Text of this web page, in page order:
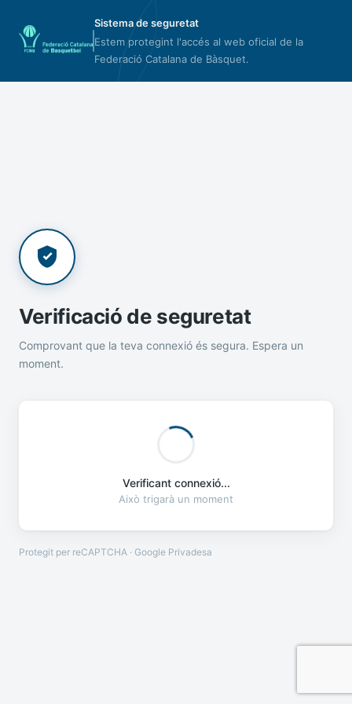
Sistema de seguretat
Estem protegint l'accés al web oficial de la
Federació Catalana de Bàsquet.
Verificació de seguretat
Comprovant que la teva connexió és segura. Espera un
moment.
Verificant connexió...
Això trigarà un moment
Protegit per reCAPTCHA · Google Privadesa